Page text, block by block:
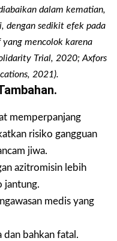
dalam kematian,
dengan sedikit efek pada
mencolok karena
Trial, 2020; Axfors
2021).
memperpanjang
risiko gangguan
jiwa.
azitromisin lebih
jantung.
medis yang
dan bahkan fatal.